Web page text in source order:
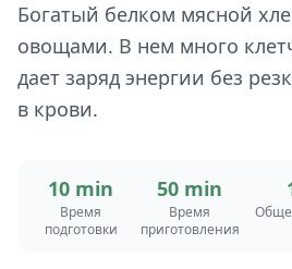
Богатый белком мясной
овощами. В нем много
дает заряд энергии без
в крови.
10 min
Время
подготовки
50 min
Время
приготовления